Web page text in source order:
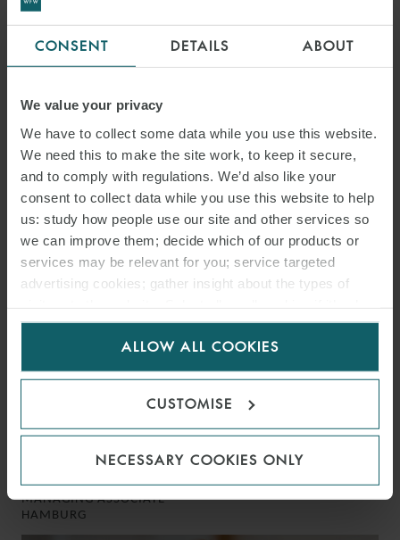
CONSENT DETAILS ABOUT
We value your privacy
We have to collect some data while you use this website.
We need this to make the site work, to keep it secure,
and to comply with regulations. We’d also like your
consent to collect data while you use this website to help
us: study how people use our site and other services so
we can improve them; decide which of our products or
services may be relevant for you; service targeted
advertising cookies; gather insight about the types of
for us to use cookies. Select customise to manage
ALLOW ALL COOKIES
CUSTOMISE
NECESSARY COOKIES ONLY
DR. MALTE
JORDAN LL.M
PARTNER
HAMBURG
MUTEBER
MANAGING ASSOCIATE
HAMBURG